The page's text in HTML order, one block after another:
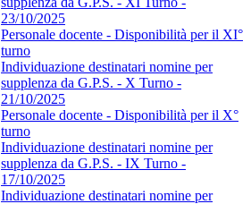
23/10/2025
Personale docente - Disponibilità per il XI°
turno
Individuazione destinatari nomine per
supplenza da G.P.S. - X Turno -
21/10/2025
Personale docente - Disponibilità per il X°
turno
Individuazione destinatari nomine per
supplenza da G.P.S. - IX Turno -
17/10/2025
Individuazione destinatari nomine per